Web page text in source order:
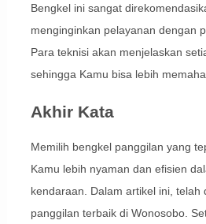
Bengkel ini sangat
menginginkan pelayanan dengan
Para teknisi akan menjelaskan
sehingga Kamu bisa lebih
Akhir Kata
Memilih bengkel panggilan yang
Kamu lebih nyaman dan efisien
kendaraan. Dalam artikel ini, telah
panggilan terbaik di Wonosobo.